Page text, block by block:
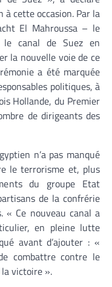
cette occasion. Par la
El Mahroussa – le
canal de Suez en
la nouvelle voie de ce
a été marquée
politiques, à
Hollande, du Premier
de dirigeants des
n’a pas manqué
le terrorisme et, plus
du groupe Etat
de la confrérie
« Ce nouveau canal a
en pleine lutte
avant d’ajouter : «
combattre contre le
victoire ».